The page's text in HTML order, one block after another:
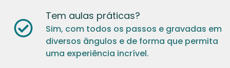
Tem aulas práticas?
Sim, com todos os passos e gravadas em
diversos ângulos e de forma que permita
uma experiência incrível.